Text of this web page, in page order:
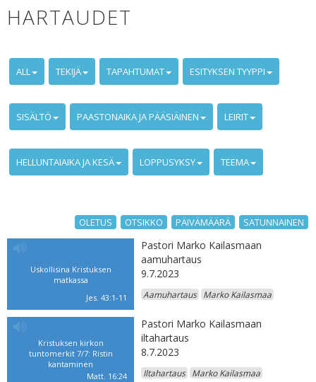
HARTAUDET
ALL TEKIJÄ TAPAHTUMAT ESITYKSEN TYYPPI
SISÄLTÖ PAASTONAIKA JA PÄÄSIÄINEN LEIRIT
HELLUNTAIAIKA JA KESÄ LOPPUSYKSY TEEMA
OLETUS OTSIKKO PÄIVÄMÄÄRÄ SATUNNAINEN
Uskollisina Kristuksen
matkassa
Jes. 43:1-11
Pastori Marko Kailasmaan
aamuhartaus
9.7.2023
Aamuhartaus Marko Kailasmaa
Kristuksen kirkon
tuntomerkit 7/7: Ristin
kantaminen
Matt. 16:24
Pastori Marko Kailasmaan
iltahartaus
8.7.2023
Iltahartaus Marko Kailasmaa